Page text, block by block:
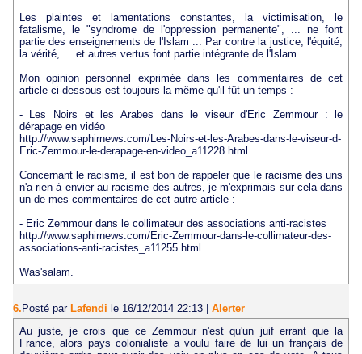
Les plaintes et lamentations constantes, la victimisation, le
fatalisme, le "syndrome de l'oppression permanente", ... ne font
partie des enseignements de l'Islam ... Par contre la justice, l'équité,
la vérité, ... et autres vertus font partie intégrante de l'Islam.
Mon opinion personnel exprimée dans les commentaires de cet
article ci-dessous est toujours la même qu'il fût un temps :
- Les Noirs et les Arabes dans le viseur d'Eric Zemmour : le
dérapage en vidéo
http://www.saphirnews.com/Les-Noirs-et-les-Arabes-dans-le-viseur-d-
Eric-Zemmour-le-derapage-en-video_a11228.html
Concernant le racisme, il est bon de rappeler que le racisme des uns
n'a rien à envier au racisme des autres, je m'exprimais sur cela dans
un de mes commentaires de cet autre article :
- Eric Zemmour dans le collimateur des associations anti-racistes
http://www.saphirnews.com/Eric-Zemmour-dans-le-collimateur-des-
associations-anti-racistes_a11255.html
Was'salam.
6. Posté par Lafendi le 16/12/2014 22:13
Alerter
Au juste, je crois que ce Zemmour n'est qu'un juif errant que la
France, alors pays colonialiste a voulu faire de lui un français de